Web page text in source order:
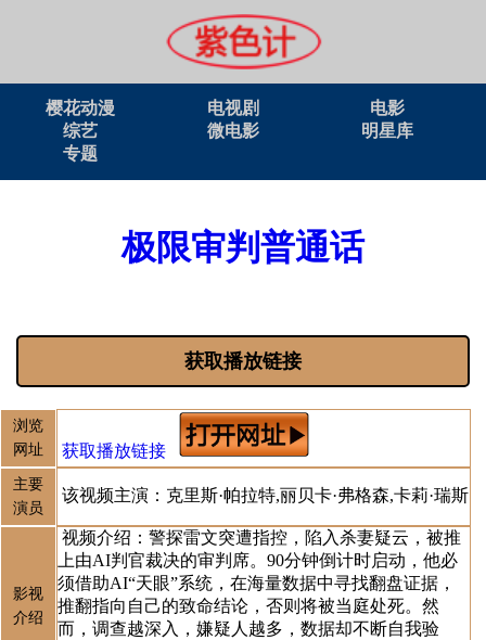
樱花动漫 电视剧
电影
综艺
微电影
明星库
专题
极限审判普通话
获取播放链接
浏览
网址
获取播放链接
主要
演员
该视频主演：克里斯·帕拉特,丽贝卡·弗格森,卡莉·瑞斯
影视
介绍
视频介绍：警探雷文突遭指控，陷入杀妻疑云，被推
上由AI判官裁决的审判席。90分钟倒计时启动，他必
须借助AI“天眼”系统，在海量数据中寻找翻盘证据，
推翻指向自己的致命结论，否则将被当庭处死。然
而，调查越深入，嫌疑人越多，数据却不断自我验